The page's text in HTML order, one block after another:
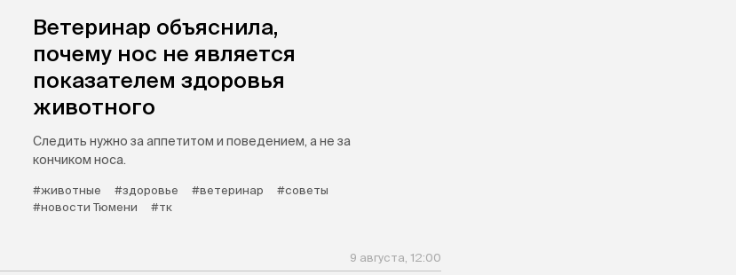
Ветеринар объяснила,
почему нос не является
показателем здоровья
животного
Следить нужно за аппетитом и поведением, а не за
кончиком носа.
#животные #здоровье #ветеринар
#советы
#новости Тюмени
#тк
9 августа, 12:00